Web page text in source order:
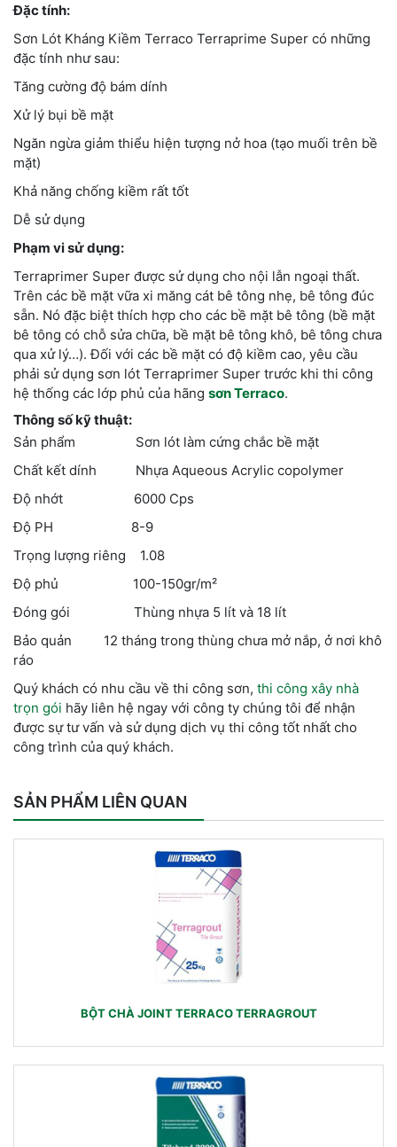
Đặc tính:
Sơn Lót Kháng Kiềm Terraco Terraprime Super có những
đặc tính như sau:
Tăng cường độ bám dính
Xử lý bụi bề mặt
Ngăn ngừa giảm thiểu hiện tượng nở hoa (tạo muối trên bề
mặt)
Khả năng chống kiềm rất tốt
Dễ sử dụng
Phạm vi sử dụng:
Terraprimer Super được sử dụng cho nội lẫn ngoại thất.
Trên các bề mặt vữa xi măng cát bê tông nhẹ, bê tông đúc
sẵn. Nó đặc biệt thích hợp cho các bề mặt bê tông (bề mặt
bê tông có chỗ sửa chữa, bề mặt bê tông khô, bê tông chưa
qua xử lý…). Đối với các bề mặt có độ kiềm cao, yêu cầu
phải sử dụng sơn lót Terraprimer Super trước khi thi công
hệ thống các lớp phủ của hãng sơn Terraco.
Thông số kỹ thuật:
Sản phẩm Sơn lót làm cứng chắc bề mặt
Chất kết dính Nhựa Aqueous Acrylic copolymer
Độ nhớt 6000 Cps
Độ PH 8-9
Trọng lượng riêng 1.08
Độ phủ 100-150gr/m²
Đóng gói Thùng nhựa 5 lít và 18 lít
Bảo quản 12 tháng trong thùng chưa mở nắp, ở nơi khô
ráo
Quý khách có nhu cầu về thi công sơn, thi công xây nhà
trọn gói hãy liên hệ ngay với công ty chúng tôi để nhận
được sự tư vấn và sử dụng dịch vụ thi công tốt nhất cho
công trình của quý khách.
SẢN PHẨM LIÊN QUAN
BỘT CHÀ JOINT TERRACO TERRAGROUT